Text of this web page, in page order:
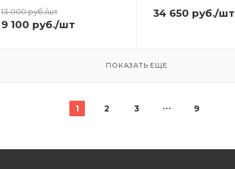
13 000руб./шт
9 100 руб./шт
34 650 руб./шт
ПОКАЗАТЬ ЕЩЕ
1 2 3 9